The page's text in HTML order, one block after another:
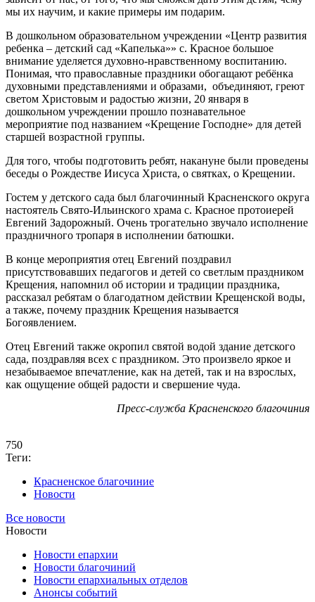
мы их научим, и какие примеры им подарим.
В дошкольном образовательном учреждении «Центр развития
ребенка – детский сад «Капелька»» с. Красное большое
внимание уделяется духовно-нравственному воспитанию.
Понимая, что православные праздники обогащают ребёнка
духовными представлениями и образами, объединяют, греют
светом Христовым и радостью жизни, 20 января в
дошкольном учреждении прошло познавательное
мероприятие под названием «Крещение Господне» для детей
старшей возрастной группы.
Для того, чтобы подготовить ребят, накануне были проведены
беседы о Рождестве Иисуса Христа, о святках, о Крещении.
Гостем у детского сада был благочинный Красненского округа
настоятель Свято-Ильинского храма с. Красное протоиерей
Евгений Задорожный. Очень трогательно звучало исполнение
праздничного тропаря в исполнении батюшки.
В конце мероприятия отец Евгений поздравил
присутствовавших педагогов и детей со светлым праздником
Крещения, напомнил об истории и традиции праздника,
рассказал ребятам о благодатном действии Крещенской воды,
а также, почему праздник Крещения называется
Богоявлением.
Отец Евгений также окропил святой водой здание детского
сада, поздравляя всех с праздником. Это произвело яркое и
незабываемое впечатление, как на детей, так и на взрослых,
как ощущение общей радости и свершение чуда.
Пресс-служба Красненского благочиния
750
Теги:
Красненское благочиние
Новости
Все новости
Новости
Новости епархии
Новости благочиний
Новости епархиальных отделов
Анонсы событий